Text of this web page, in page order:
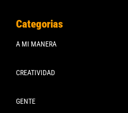
Categorias
A MI MANERA
CREATIVIDAD
GENTE